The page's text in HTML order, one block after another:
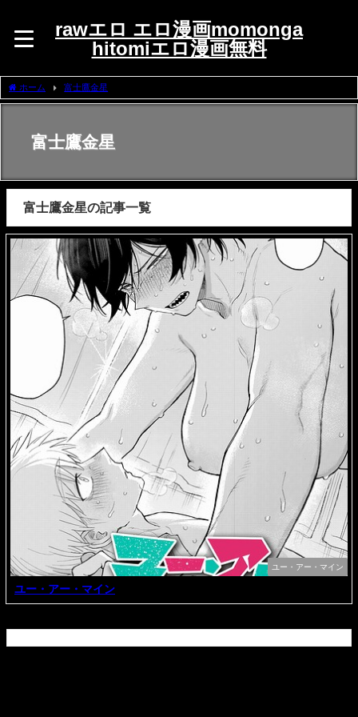
rawエロ エロ漫画momonga
hitomiエロ漫画無料
ホーム 富士鷹金星
富士鷹金星
富士鷹金星の記事一覧
ユー・アー・マイン
ユー・アー・マイン